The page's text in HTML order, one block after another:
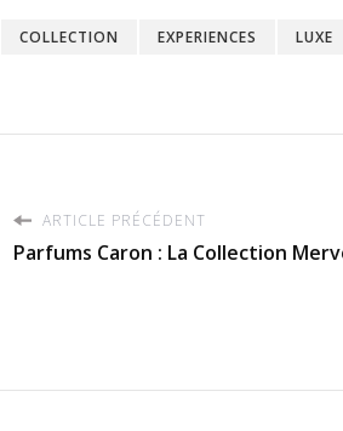
COLLECTION EXPERIENCES LUXE
ARTICLE PRÉCÉDENT
Parfums Caron : La Collection